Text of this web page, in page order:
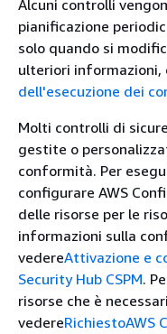
Alcuni controlli
pianificazione
solo quando si
ulteriori informazioni,
dell'esecuzione dei
Molti controlli di
gestite o
conformità. Per
configurare AWS
delle risorse per le
informazioni sulla
vedereAttivazione e
Security Hub CSPM.
risorse che è
vedereRichiestoAWS